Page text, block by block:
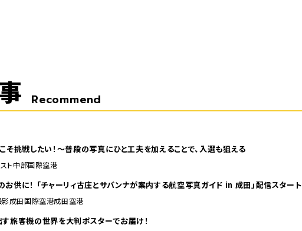
Recommend
そ挑戦したい！～普段の写真にひと工夫を加えることで、入選も狙える
ト中部国際空港
供に！ 「チャーリィ古庄とサバンナが案内する航空写真ガイド in 成田」配信スタート
成田国際空港成田空港
旅客機の世界を大判ポスターでお届け！